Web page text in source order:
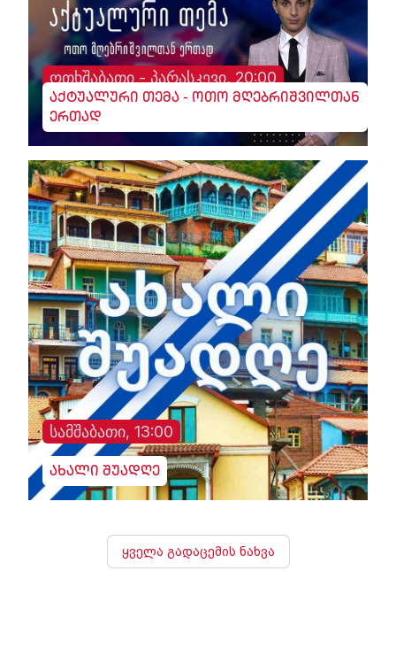
ოთხშაბათი - პარასკევი, 20:00
აქტუალური თემა - ოთო მღებრიშვილთან
ერთად
სამშაბათი, 13:00
ახალი შუადღე
ყველა გადაცემის ნახვა